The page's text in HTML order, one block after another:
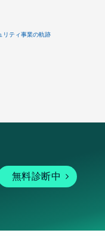
リティ事業の軌跡
無料診断中